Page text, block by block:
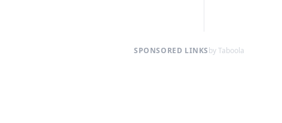
SPONSORED LINKSby Taboola